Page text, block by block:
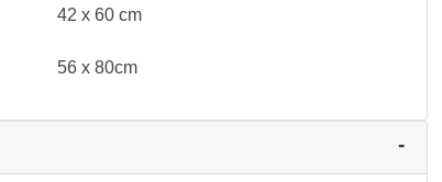
42 x 60 cm
56 x 80cm